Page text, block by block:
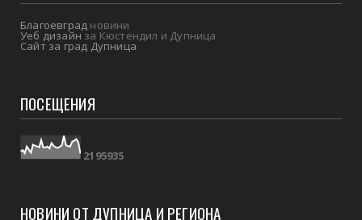
Благоевград новини
Уеб дизайнза Кюстендил и Дупница
Сайт за град Дупница
ПОСЕЩЕНИЯ
21 95935
НОВИНИ ОТ ДУПНИЦА И РЕГИОНА